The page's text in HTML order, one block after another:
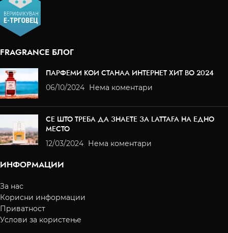
FRAGRANCE БЛОГ
ПАРФЕМИ КОИ СТАНАА ИНТЕРНЕТ ХИТ ВО 2024
06/10/2024 Нема коментари
СЕ ШТО ТРЕБА ДА ЗНАЕТЕ ЗА LATTAFA НА ЕДНО
МЕСТО
12/03/2024 Нема коментари
ИНФОРМАЦИИ
За нас
Корисни информации
Приватност
Услови за користење